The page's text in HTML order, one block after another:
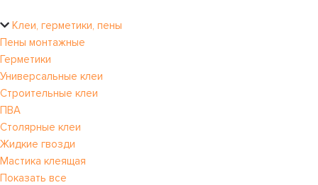
Клеи, герметики, пены
Пены монтажные
Герметики
Универсальные клеи
Строительные клеи
ПВА
Столярные клеи
Жидкие гвозди
Мастика клеящая
Показать все